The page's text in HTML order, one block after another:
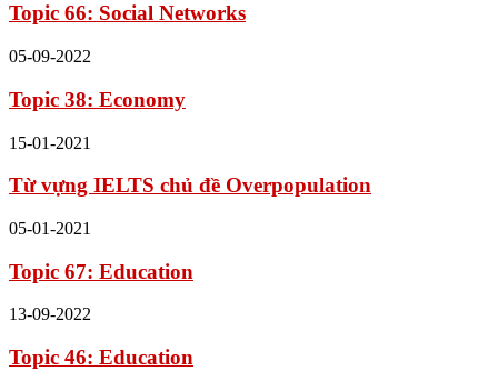
Topic 66: Social Networks
05-09-2022
Topic 38: Economy
15-01-2021
Từ vựng IELTS chủ đề Overpopulation
05-01-2021
Topic 67: Education
13-09-2022
Topic 46: Education